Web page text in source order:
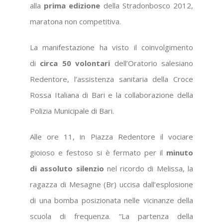
alla prima edizione della Stradonbosco 2012,
maratona non competitiva.
La manifestazione ha visto il coinvolgimento
di circa 50 volontari dell’Oratorio salesiano
Redentore, l’assistenza sanitaria della Croce
Rossa Italiana di Bari e la collaborazione della
Polizia Municipale di Bari.
Alle ore 11, in Piazza Redentore il vociare
gioioso e festoso si è fermato per il minuto
di assoluto silenzio nel ricordo di Melissa, la
ragazza di Mesagne (Br) uccisa dall’esplosione
di una bomba posizionata nelle vicinanze della
scuola di frequenza. “La partenza della